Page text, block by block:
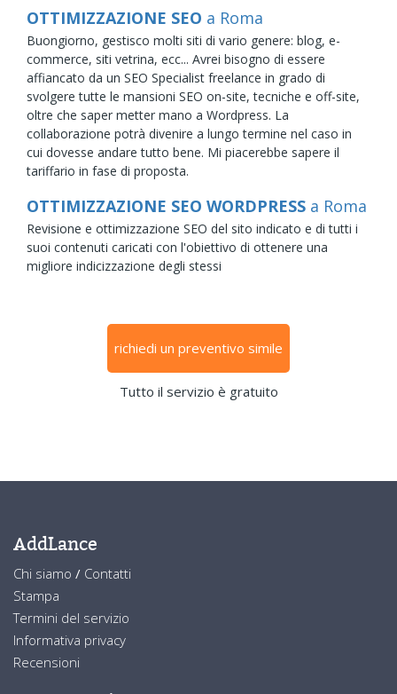
OTTIMIZZAZIONE SEO a Roma
Buongiorno, gestisco molti siti di vario genere: blog, e-
commerce, siti vetrina, ecc... Avrei bisogno di essere
affiancato da un SEO Specialist freelance in grado di
svolgere tutte le mansioni SEO on-site, tecniche e off-site,
oltre che saper metter mano a Wordpress. La
collaborazione potrà divenire a lungo termine nel caso in
cui dovesse andare tutto bene. Mi piacerebbe sapere il
tariffario in fase di proposta.
OTTIMIZZAZIONE SEO WORDPRESS a Roma
Revisione e ottimizzazione SEO del sito indicato e di tutti i
suoi contenuti caricati con l'obiettivo di ottenere una
migliore indicizzazione degli stessi
richiedi un preventivo simile
Tutto il servizio è gratuito
AddLance
Chi siamo / Contatti
Stampa
Termini del servizio
Informativa privacy
Recensioni